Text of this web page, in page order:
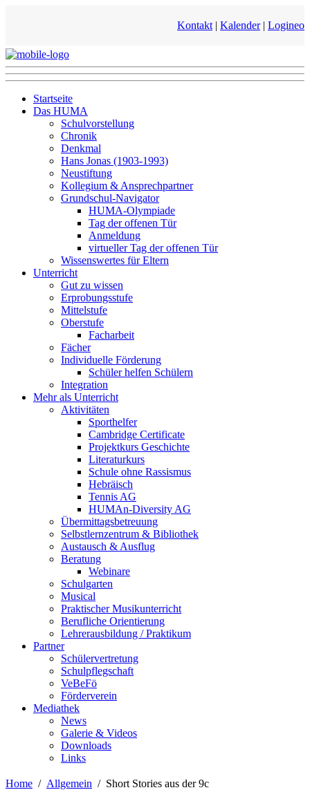
Kontakt | Kalender| Logineo
Startseite
Das HUMA
Schulvorstellung
Chronik
Denkmal
Hans Jonas (1903-1993)
Neustiftung
Kollegium & Ansprechpartner
Grundschul-Navigator
HUMA-Olympiade
Tag der offenen Tür
Anmeldung
virtueller Tag der offenen Tür
Wissenswertes für Eltern
Unterricht
Gut zu wissen
Erprobungsstufe
Mittelstufe
Oberstufe
Facharbeit
Fächer
Individuelle Förderung
Schüler helfen Schülern
Integration
Mehr als Unterricht
Aktivitäten
Sporthelfer
Cambridge Certificate
Projektkurs Geschichte
Literaturkurs
Schule ohne Rassismus
Hebräisch
Tennis AG
HUMAn-Diversity AG
Übermittagsbetreuung
Selbstlernzentrum & Bibliothek
Austausch & Ausflug
Beratung
Webinare
Schulgarten
Musical
Praktischer Musikunterricht
Berufliche Orientierung
Lehrerausbildung / Praktikum
Partner
Schülervertretung
Schulpflegschaft
VeBeFö
Förderverein
Mediathek
News
Galerie & Videos
Downloads
Links
Home Allgemein Short Stories aus der 9c